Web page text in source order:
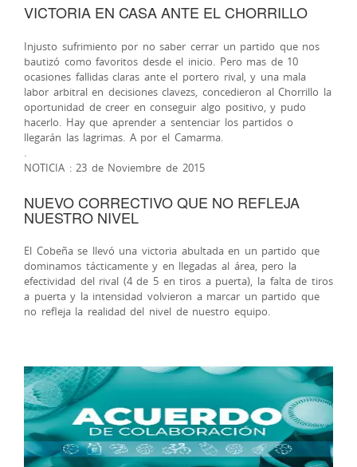
VICTORIA EN CASA ANTE EL CHORRILLO
Injusto sufrimiento por no saber cerrar un partido que nos
bautizó como favoritos desde el inicio. Pero mas de 10
ocasiones fallidas claras ante el portero rival, y una mala
labor arbitral en decisiones clavezs, concedieron al Chorrillo la
oportunidad de creer en conseguir algo positivo, y pudo
hacerlo. Hay que aprender a sentenciar los partidos o
llegarán las lagrimas. A por el Camarma.
NOTICIA : 23 de Noviembre de 2015
NUEVO CORRECTIVO QUE NO REFLEJA
NUESTRO NIVEL
El Cobeña se llevó una victoria abultada en un partido que
dominamos tácticamente y en llegadas al área, pero la
efectividad del rival (4 de 5 en tiros a puerta), la falta de tiros
a puerta y la intensidad volvieron a marcar un partido que
no refleja la realidad del nivel de nuestro equipo.